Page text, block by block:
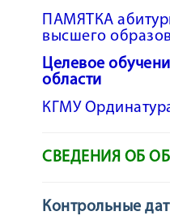
ПАМЯТКА
высшего
Целевое
области
КГМУ
СВЕДЕНИЯ ОБ
Контрольные